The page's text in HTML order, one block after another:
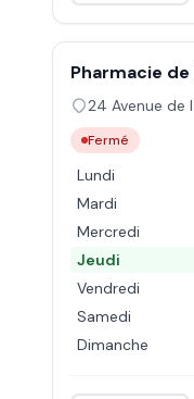
Pharmacie
24 Avenue de
Fermé
Lundi
Mardi
Mercredi
Jeudi
Vendredi
Samedi
Dimanche